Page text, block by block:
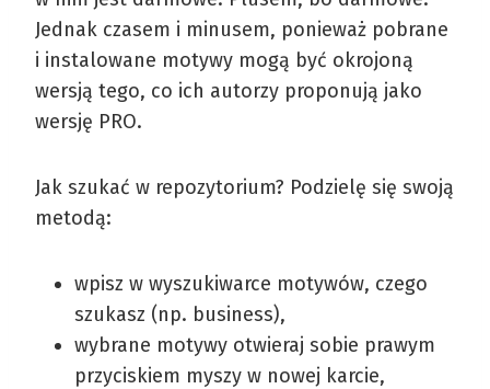
Jednak czasem i minusem, ponieważ pobrane
i instalowane motywy mogą być okrojoną
wersją tego, co ich autorzy proponują jako
wersję PRO.
Jak szukać w repozytorium? Podzielę się swoją
metodą:
wpisz w wyszukiwarce motywów, czego
szukasz (np. business),
wybrane motywy otwieraj sobie prawym
przyciskiem myszy w nowej karcie,